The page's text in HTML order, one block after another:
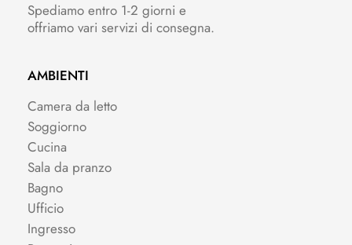
Spediamo entro 1-2 giorni e
offriamo vari servizi di consegna.
AMBIENTI
Camera da letto
Soggiorno
Cucina
Sala da pranzo
Bagno
Ufficio
Ingresso